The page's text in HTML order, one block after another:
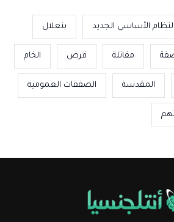
النظام الأساسي الجديد بنعلال
مقاتلة قرض الخام
المقدسة الصفقات العمومية
تهم